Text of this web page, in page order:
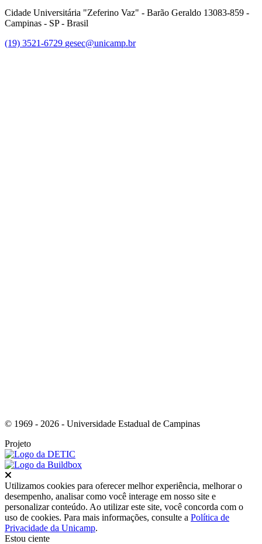
Cidade Universitária "Zeferino Vaz" - Barão Geraldo 13083-859 -
Campinas - SP - Brasil
(19) 3521-6729 gesec@unicamp.br
© 1969 - 2026 - Universidade Estadual de Campinas
Projeto
Utilizamos cookies para oferecer melhor experiência, melhorar o
desempenho, analisar como você interage em nosso site e
personalizar conteúdo. Ao utilizar este site, você concorda com o
uso de cookies. Para mais informações, consulte a Política de
Privacidade da Unicamp.
Estou ciente